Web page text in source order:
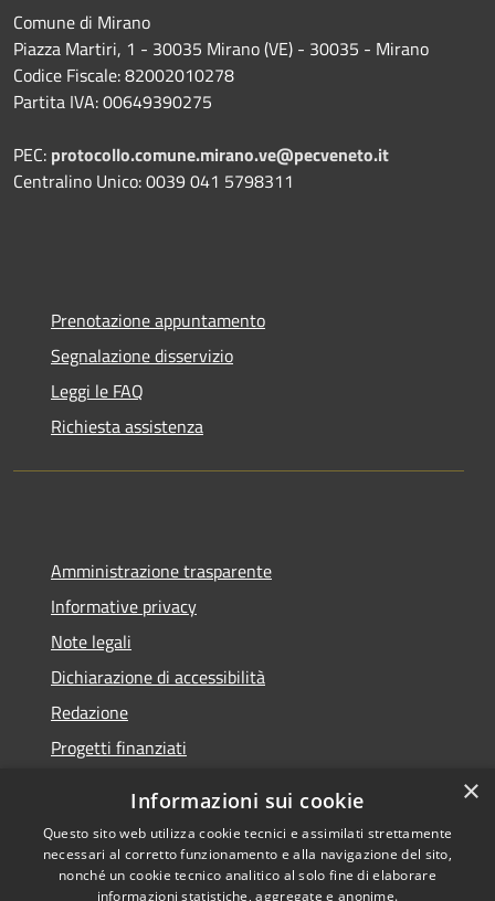
Comune di Mirano
Piazza Martiri, 1 - 30035 Mirano (VE) - 30035 - Mirano
Codice Fiscale: 82002010278
Partita IVA: 00649390275
PEC: protocollo.comune.mirano.ve@pecveneto.it
Centralino Unico: 0039 041 5798311
Prenotazione appuntamento
Segnalazione disservizio
Leggi le FAQ
Richiesta assistenza
Amministrazione trasparente
Informative privacy
Note legali
Dichiarazione di accessibilità
Redazione
Progetti finanziati
RSS
Accessibilità
Dichiarazione di
accessibilità• Copyright ©
×
Informazioni sui cookie
Questo sito web utilizza cookie tecnici e assimilati strettamente
necessari al corretto funzionamento e alla navigazione del sito,
nonché un cookie tecnico analitico al solo fine di elaborare
informazioni statistiche, aggregate e anonime.